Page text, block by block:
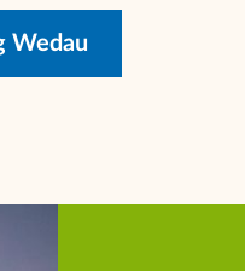
Wedau